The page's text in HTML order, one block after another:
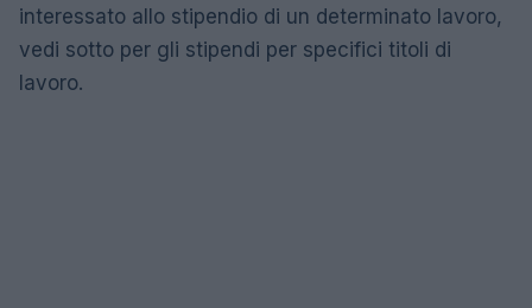
interessato allo stipendio di un determinato lavoro,
vedi sotto per gli stipendi per specifici titoli di
lavoro.